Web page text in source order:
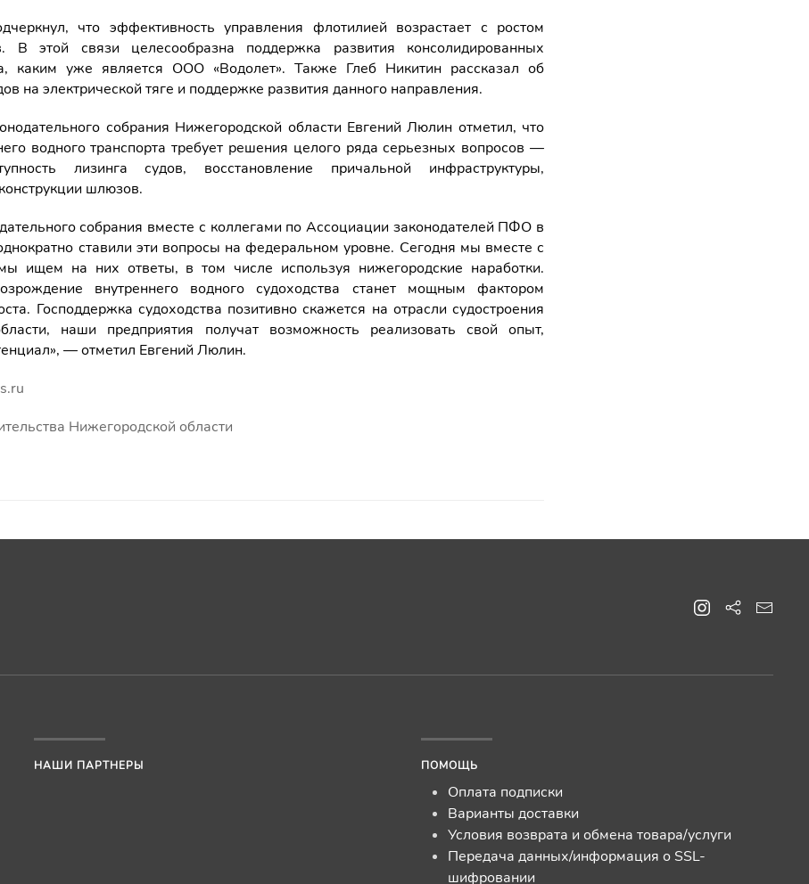
что эффективность управления флотилией возрастает с ростом
В этой связи целесообразна поддержка развития консолидированных
каким уже является ООО «Водолет». Также Глеб Никитин рассказал об
на электрической тяге и поддержке развития данного направления.
собрания Нижегородской области Евгений Люлин отметил, что
водного транспорта требует решения целого ряда серьезных вопросов —
лизинга судов, восстановление причальной инфраструктуры,
шлюзов.
собрания вместе с коллегами по Ассоциации законодателей ПФО в
ставили эти вопросы на федеральном уровне. Сегодня мы вместе с
ищем на них ответы, в том числе используя нижегородские наработки.
внутреннего водного судоходства станет мощным фактором
Господдержка судоходства позитивно скажется на отрасли судостроения
наши предприятия получат возможность реализовать свой опыт,
— отметил Евгений Люлин.
Нижегородской области
НАШИ ПАРТНЕРЫ ПОМОЩЬ
Оплата подписки
Варианты доставки
Условия возврата и обмена товара/услуги
Передача данных/информация о SSL-
шифровании